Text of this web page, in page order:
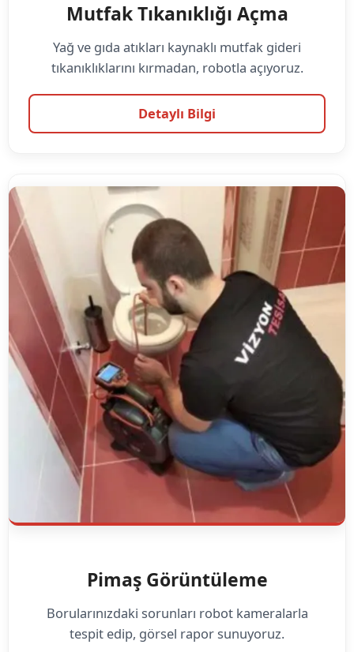
Mutfak Tıkanıklığı Açma
Yağ ve gıda atıkları kaynaklı mutfak gideri
tıkanıklıklarını kırmadan, robotla açıyoruz.
Detaylı Bilgi
Pimaş Görüntüleme
Borularınızdaki sorunları robot kameralarla
tespit edip, görsel rapor sunuyoruz.